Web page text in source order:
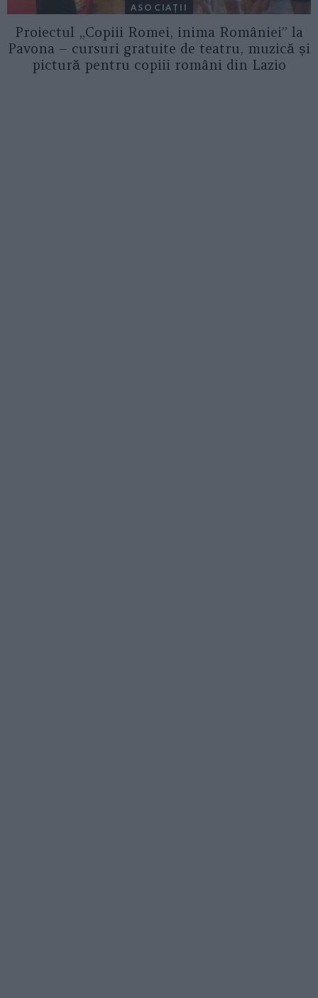
ASOCIAŢII
Proiectul „Copiii Romei, inima României” la
Pavona – cursuri gratuite de teatru, muzică și
pictură pentru copiii români din Lazio